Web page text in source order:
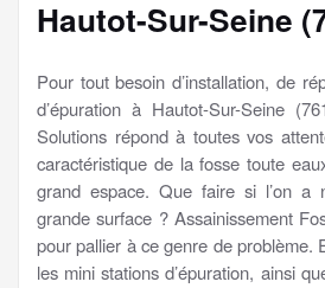
Hautot-Sur-Seine
Pour tout besoin d’installation, de
d’épuration à Hautot-Sur-Seine
Solutions répond à toutes vos
caractéristique de la fosse toute
grand espace. Que faire si l’on a
grande surface ? Assainissement
pour pallier à ce genre de problème.
les mini stations d’épuration, ainsi